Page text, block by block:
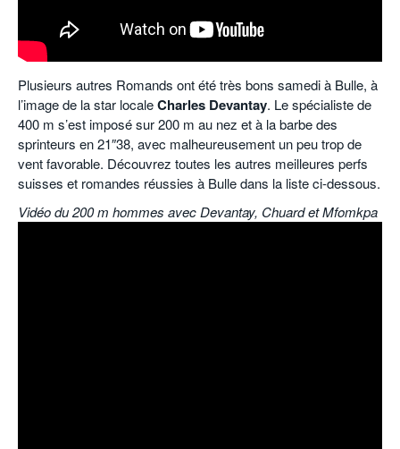
Plusieurs autres Romands ont été très bons samedi à Bulle, à
l’image de la star localeCharles Devantay. Le spécialiste de
400 m s’est imposé sur 200 m au nez et à la barbe des
sprinteurs en 21″38, avec malheureusement un peu trop de
vent favorable. Découvrez toutes les autres meilleures perfs
suisses et romandes réussies à Bulle dans la liste ci-dessous.
Vidéo du 200 m hommes avec Devantay, Chuard et Mfomkpa